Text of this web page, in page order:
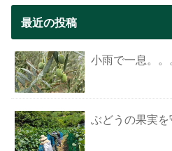
最近の投稿
小雨で一息。。
ぶどうの果実を